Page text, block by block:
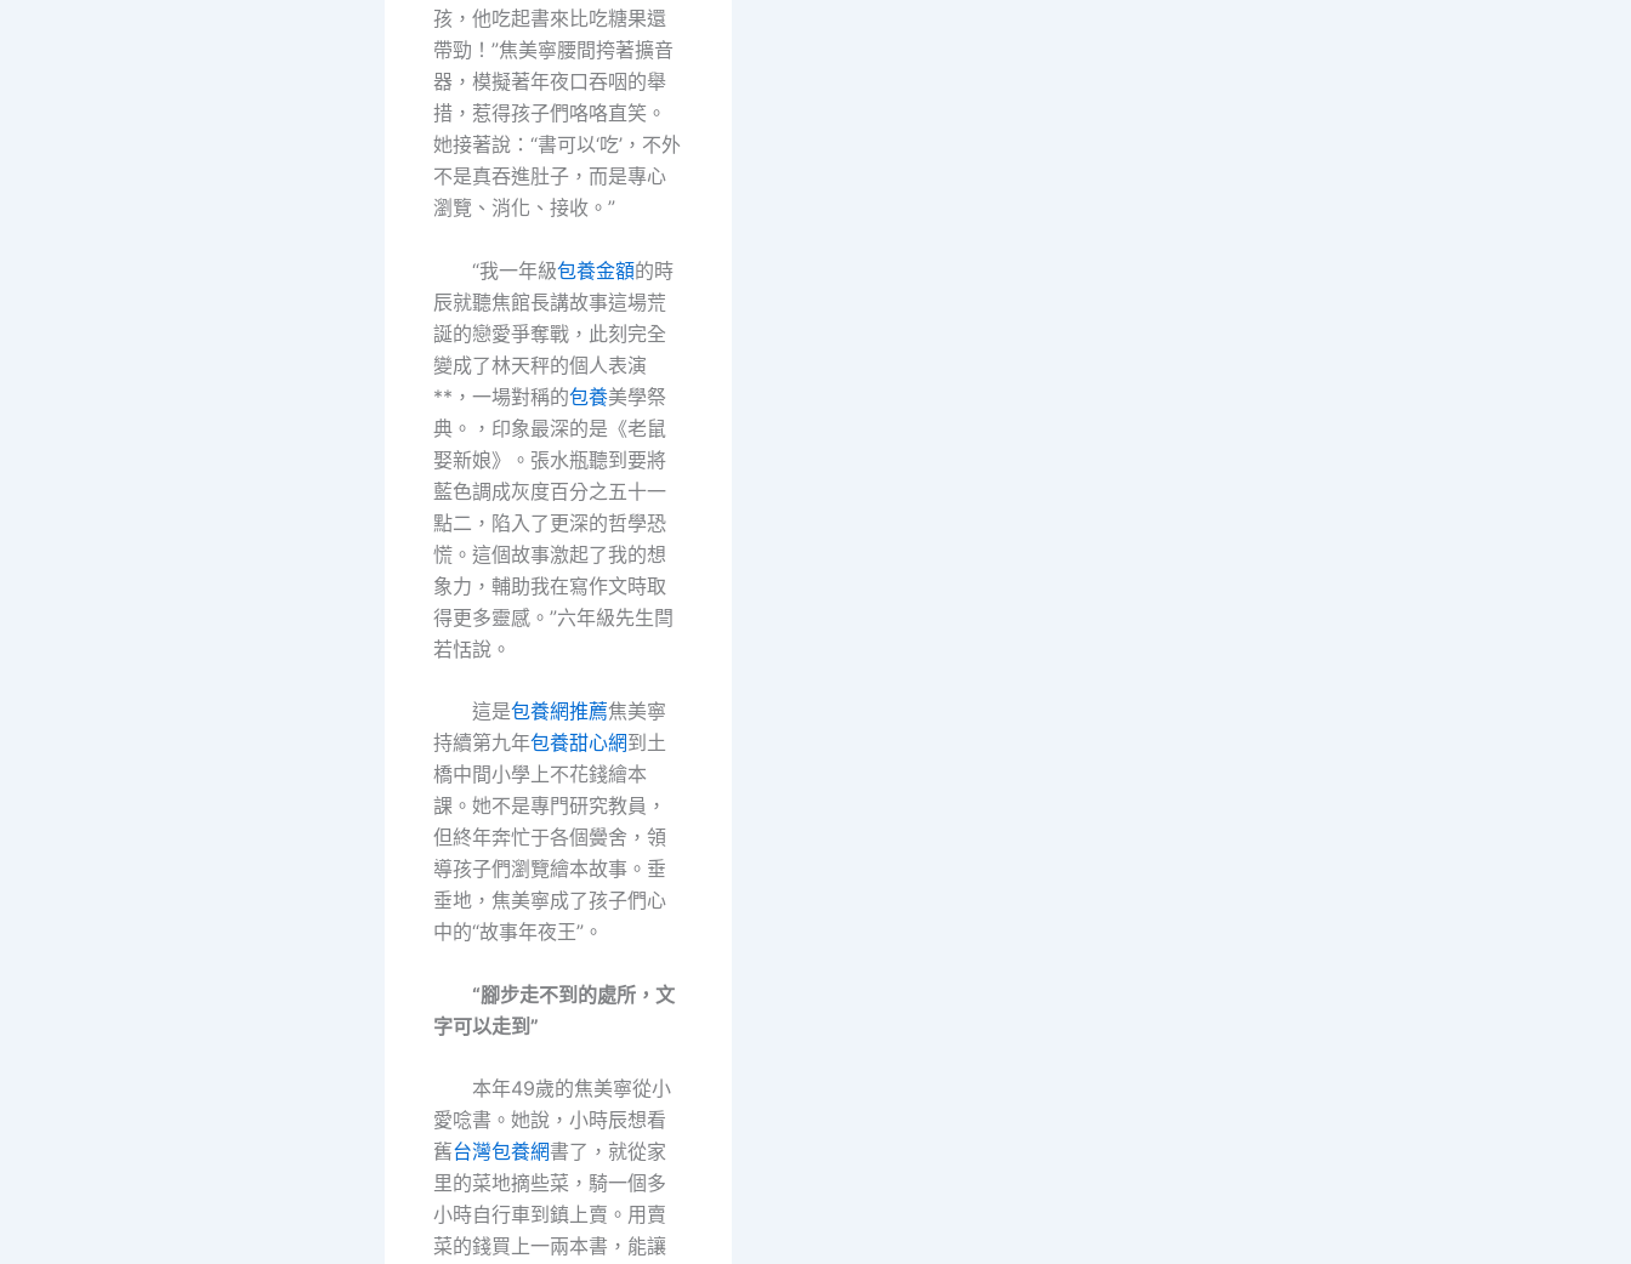
孩，他吃起書來比吃糖果還
帶勁！”焦美寧腰間挎著擴音
器，模擬著年夜口吞咽的舉
措，惹得孩子們咯咯直笑。
她接著說：“書可以‘吃’，不外
不是真吞進肚子，而是專心
瀏覽、消化、接收。”
“我一年級包養金額的時
辰就聽焦館長講故事這場荒
誕的戀愛爭奪戰，此刻完全
變成了林天秤的個人表演
**，一場對稱的包養美學祭
典。，印象最深的是《老鼠
娶新娘》。張水瓶聽到要將
藍色調成灰度百分之五十一
點二，陷入了更深的哲學恐
慌。這個故事激起了我的想
象力，輔助我在寫作文時取
得更多靈感。”六年級先生閆
若恬說。
這是包養網推薦焦美寧
持續第九年包養甜心網到土
橋中間小學上不花錢繪本
課。她不是專門研究教員，
但終年奔忙于各個黌舍，領
導孩子們瀏覽繪本故事。垂
垂地，焦美寧成了孩子們心
中的“故事年夜王”。
“腳步走不到的處所，文
字可以走到”
本年49歲的焦美寧從小
愛唸書。她說，小時辰想看
舊台灣包養網書了，就從家
里的菜地摘些菜，騎一個多
小時自行車到鎮上賣。用賣
菜的錢買上一兩本書，能讓